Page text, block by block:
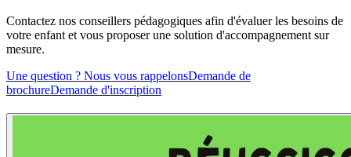
Contactez nos conseillers pédagogiques afin d'évaluer les besoins de
votre enfant et vous proposer une solution d'accompagnement sur
mesure.
Une question ? Nous vous rappelonsDemande de
brochureDemande d'inscription